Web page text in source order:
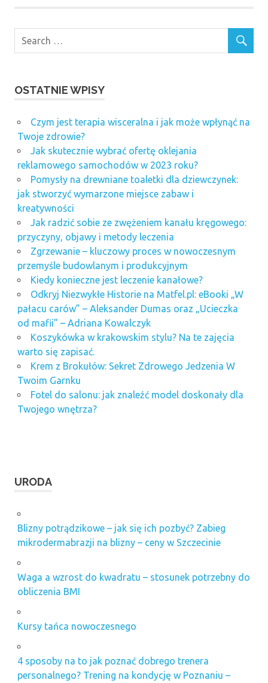
OSTATNIE WPISY
Czym jest terapia wisceralna i jak może wpłynąć na
Twoje zdrowie?
Jak skutecznie wybrać ofertę oklejania
reklamowego samochodów w 2023 roku?
Pomysły na drewniane toaletki dla dziewczynek:
jak stworzyć wymarzone miejsce zabaw i
kreatywności
Jak radzić sobie ze zwężeniem kanału kręgowego:
przyczyny, objawy i metody leczenia
Zgrzewanie – kluczowy proces w nowoczesnym
przemyśle budowlanym i produkcyjnym
Kiedy konieczne jest leczenie kanałowe?
Odkryj Niezwykłe Historie na Matfel.pl: eBooki „W
pałacu carów” – Aleksander Dumas oraz „Ucieczka
od mafii” – Adriana Kowalczyk
Koszykówka w krakowskim stylu? Na te zajęcia
warto się zapisać.
Krem z Brokułów: Sekret Zdrowego Jedzenia W
Twoim Garnku
Fotel do salonu: jak znaleźć model doskonały dla
Twojego wnętrza?
URODA
Blizny potrądzikowe – jak się ich pozbyć? Zabieg
mikrodermabrazji na blizny – ceny w Szczecinie
Waga a wzrost do kwadratu – stosunek potrzebny do
obliczenia BMI
Kursy tańca nowoczesnego
4 sposoby na to jak poznać dobrego trenera
personalnego? Trening na kondycję w Poznaniu –